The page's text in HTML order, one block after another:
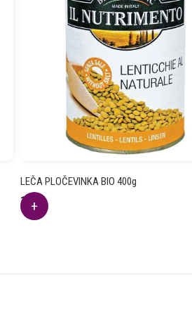
LEČA PLOČEVINKA BIO 400g
1.70
€